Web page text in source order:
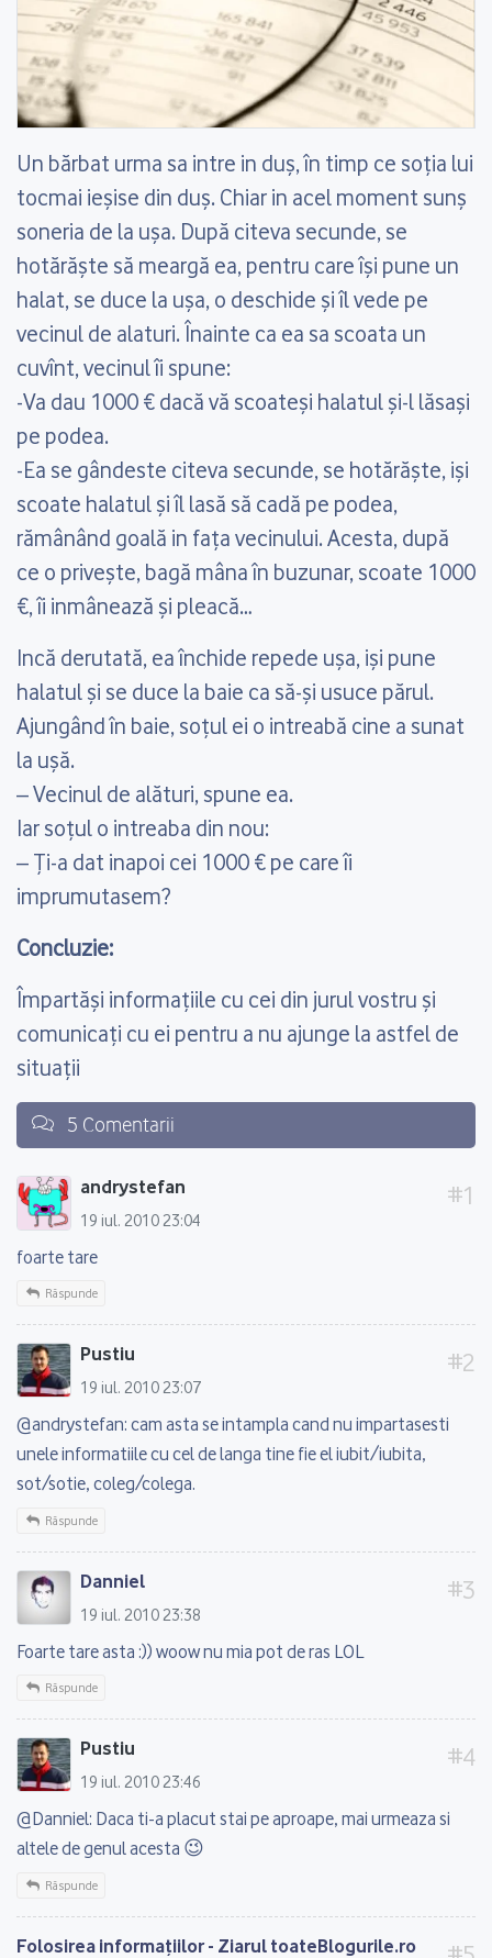
Un bărbat urma sa intre in duş, în timp ce soţia lui
tocmai ieşise din duş. Chiar in acel moment sunş
soneria de la uşa. După citeva secunde, se
hotărăşte să meargă ea, pentru care îşi pune un
halat, se duce la uşa, o deschide şi îl vede pe
vecinul de alaturi. Înainte ca ea sa scoata un
cuvînt, vecinul îi spune:
-Va dau 1000 € dacă vă scoateşi halatul şi-l lăsaşi
pe podea.
-Ea se gândeste citeva secunde, se hotărăşte, işi
scoate halatul şi îl lasă să cadă pe podea,
rămânând goală in faţa vecinului. Acesta, după
ce o priveşte, bagă mâna în buzunar, scoate 1000
€, îi inmânează şi pleacă…
Incă derutată, ea închide repede uşa, işi pune
halatul şi se duce la baie ca să-şi usuce părul.
Ajungând în baie, soţul ei o intreabă cine a sunat
la uşă.
– Vecinul de alături, spune ea.
Iar soţul o intreaba din nou:
– Ţi-a dat inapoi cei 1000 € pe care îi
imprumutasem?
Concluzie:
Împartăşi informaţiile cu cei din jurul vostru şi
comunicaţi cu ei pentru a nu ajunge la astfel de
situaţii
5 Comentarii
andrystefan
19 iul. 2010 23:04
foarte tare
Răspunde
Pustiu
19 iul. 2010 23:07
@andrystefan: cam asta se intampla cand nu impartasesti
unele informatiile cu cel de langa tine fie el iubit/iubita,
sot/sotie, coleg/colega.
Răspunde
Danniel
19 iul. 2010 23:38
Foarte tare asta :)) woow nu mia pot de ras LOL
Răspunde
Pustiu
19 iul. 2010 23:46
@Danniel: Daca ti-a placut stai pe aproape, mai urmeaza si
altele de genul acesta 😉
Răspunde
Folosirea informaţiilor - Ziarul toateBlogurile.ro